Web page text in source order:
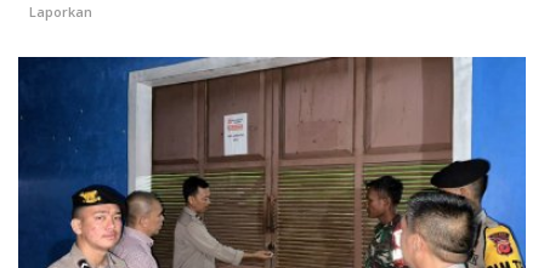
Laporkan